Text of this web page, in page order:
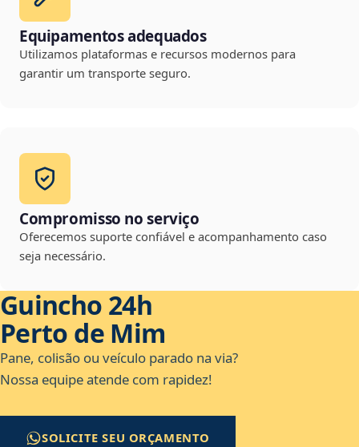
Equipamentos adequados
Utilizamos plataformas e recursos modernos para
garantir um transporte seguro.
Compromisso no serviço
Oferecemos suporte confiável e acompanhamento caso
seja necessário.
Guincho 24h
Perto de Mim
Pane, colisão ou veículo parado na via?
Nossa equipe atende com rapidez!
SOLICITE SEU ORÇAMENTO